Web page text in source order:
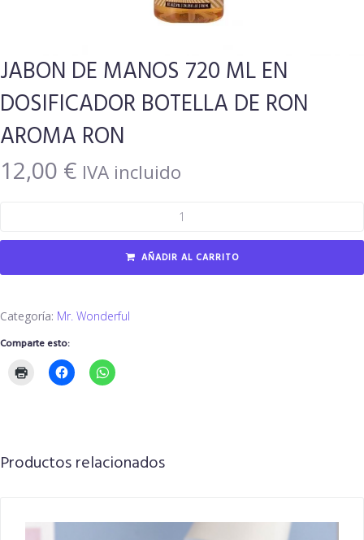
JABON DE MANOS 720 ML EN
DOSIFICADOR BOTELLA DE RON
AROMA RON
12,00 € IVA incluido
AÑADIR AL CARRITO
Categoría: Mr. Wonderful
Comparte esto:
Productos relacionados